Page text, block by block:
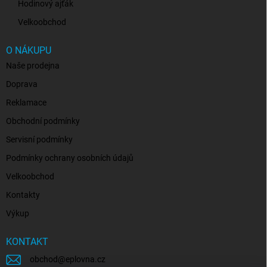
Hodinový ajťák
Velkoobchod
O NÁKUPU
Naše prodejna
Doprava
Reklamace
Obchodní podmínky
Servisní podmínky
Podmínky ochrany osobních údajů
Velkoobchod
Kontakty
Výkup
KONTAKT
obchod @eplovna.cz